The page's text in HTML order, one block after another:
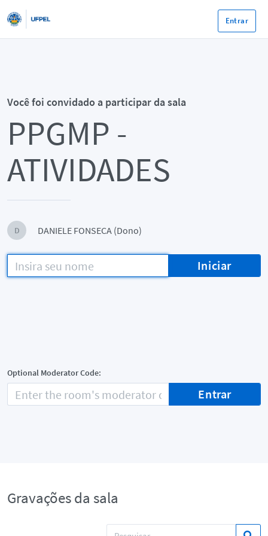
Entrar
Você foi convidado a participar da sala
PPGMP -
ATIVIDADES
D DANIELE FONSECA (Dono)
Iniciar
Optional Moderator Code:
Entrar
Gravações da sala